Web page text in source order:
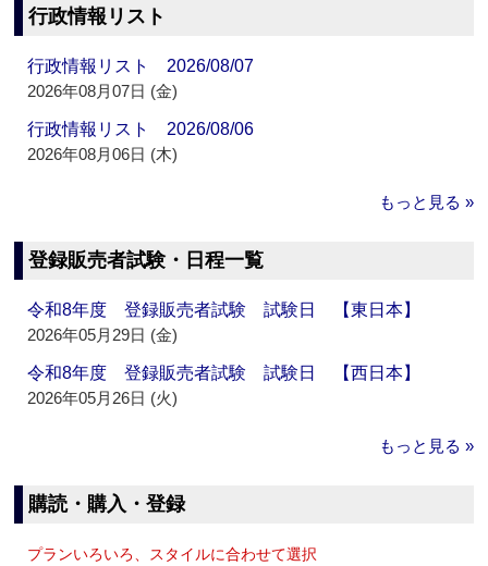
行政情報リスト
行政情報リスト 2026/08/07
2026年08月07日 (金)
行政情報リスト 2026/08/06
2026年08月06日 (木)
もっと見る »
登録販売者試験・日程一覧
令和8年度 登録販売者試験 試験日 【東日本】
2026年05月29日 (金)
令和8年度 登録販売者試験 試験日 【西日本】
2026年05月26日 (火)
もっと見る »
購読・購入・登録
プランいろいろ、スタイルに合わせて選択